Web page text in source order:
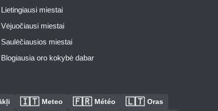
Lietingiausi miestai
Vėjuočiausi miestai
Saulėčiausios miestai
Blogiausia oro kokybė dabar
🇮🇹 Meteo 🇫🇷 Météo 🇱🇹 Oras